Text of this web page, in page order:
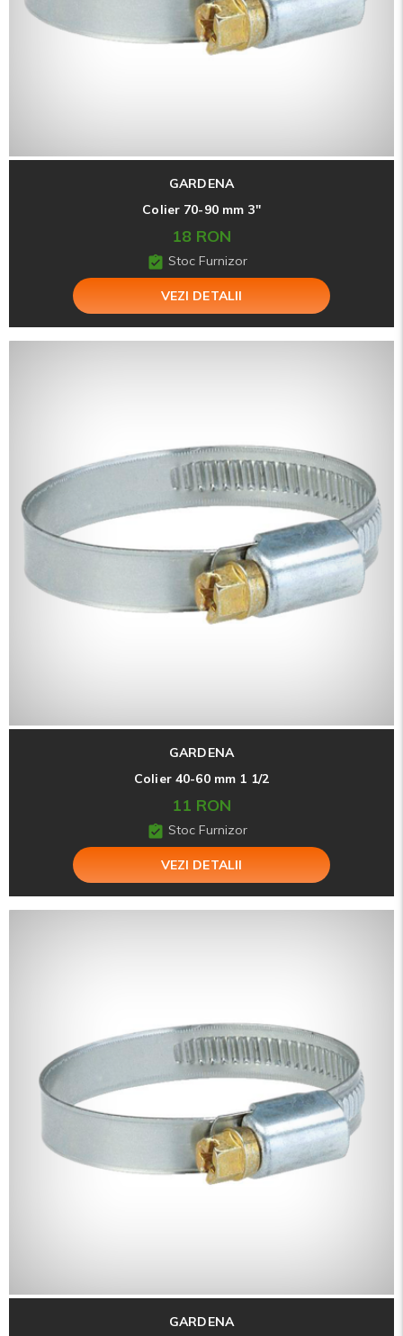
GARDENA
Colier 70-90 mm 3"
18 RON
Stoc Furnizor
VEZI DETALII
GARDENA
Colier 40-60 mm 1 1/2
11 RON
Stoc Furnizor
VEZI DETALII
GARDENA